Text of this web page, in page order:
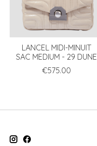
LANCEL MIDI-MINUIT
SAC MEDIUM - 29 DUNE
€575.00